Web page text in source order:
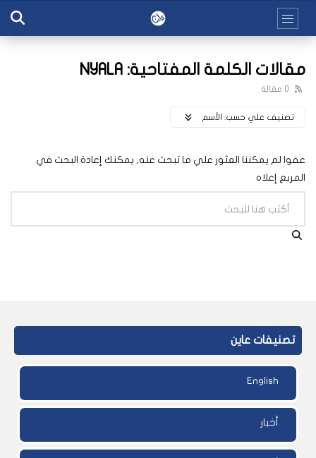
مقالات الكلمة المفتاحية: NYALA
0 مقالة
تصنيف علي حسب: اﻷسم
عفوا لم يمكننا العثور علي ما تبحث عنه, يمكنك إعادة البحث في
المربع إعلاه
تصنيفات عاين
English
أخبار